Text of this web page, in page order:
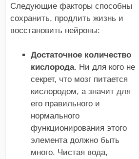
Следующие факторы способны
сохранить, продлить жизнь и
восстановить нейроны:
Достаточное количество
кислорода. Ни для кого не
секрет, что мозг питается
кислородом, а значит для
его правильного и
нормального
функционирования этого
элемента должно быть
много. Чистая вода,